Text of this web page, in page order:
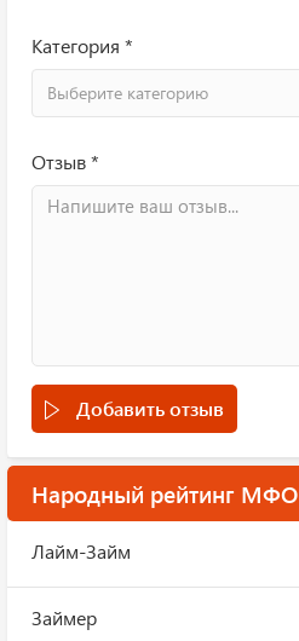
Категория *
Выберите категорию
Отзыв *
Добавить отзыв
Народный рейтинг МФО
Лайм-Займ
Займер